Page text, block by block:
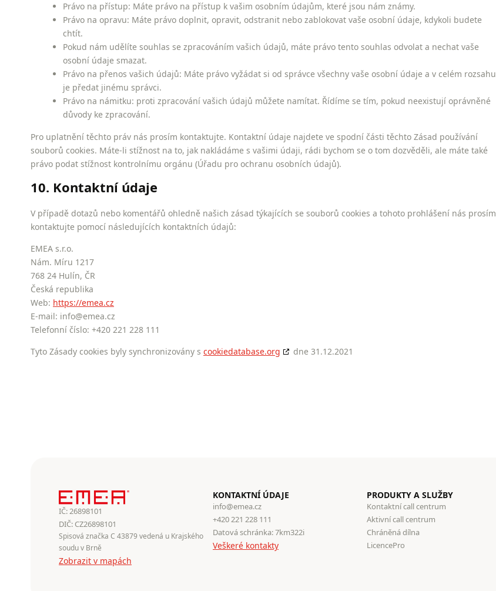
Právo na přístup: Máte právo na přístup k vašim osobním údajům, které jsou nám známy.
Právo na opravu: Máte právo doplnit, opravit, odstranit nebo zablokovat vaše osobní údaje, kdykoli budete
chtít.
Pokud nám udělíte souhlas se zpracováním vašich údajů, máte právo tento souhlas odvolat a nechat vaše
osobní údaje smazat.
Právo na přenos vašich údajů: Máte právo vyžádat si od správce všechny vaše osobní údaje a v celém rozsahu
je předat jinému správci.
Právo na námitku: proti zpracování vašich údajů můžete namítat. Řídíme se tím, pokud neexistují oprávněné
důvody ke zpracování.
Pro uplatnění těchto práv nás prosím kontaktujte. Kontaktní údaje najdete ve spodní části těchto Zásad používání
souborů cookies. Máte-li stížnost na to, jak nakládáme s vašimi údaji, rádi bychom se o tom dozvěděli, ale máte také
právo podat stížnost kontrolnímu orgánu (Úřadu pro ochranu osobních údajů).
10. Kontaktní údaje
V případě dotazů nebo komentářů ohledně našich zásad týkajících se souborů cookies a tohoto prohlášení nás prosím
kontaktujte pomocí následujících kontaktních údajů:
EMEA s.r.o.
Nám. Míru 1217
768 24 Hulín, ČR
Česká republika
Web: https://emea.cz
E-mail: info@emea.cz
Telefonní číslo: +420 221 228 111
Tyto Zásady cookies byly synchronizovány s cookiedatabase.org dne 31.12.2021
IČ: 26898101
DIČ: CZ26898101
Spisová značka C 43879 vedená u Krajského
soudu v Brně
Zobrazit v mapách
KONTAKTNÍ ÚDAJE
info@emea.cz
+420 221 228 111
Datová schránka: 7km322i
Veškeré kontakty
PRODUKTY A SLUŽBY
Kontaktní call centrum
Aktivní call centrum
Chráněná dílna
LicencePro